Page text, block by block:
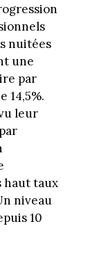
nuitées
une
par
14,5%.
leur
haut taux
niveau
10